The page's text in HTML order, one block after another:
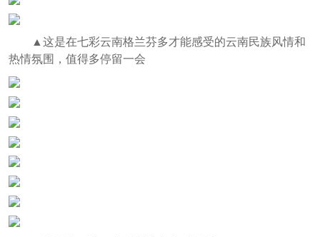
▲这是在七彩云南格兰芬多才能感受的云南民族风情和
热情氛围，值得多停留一会